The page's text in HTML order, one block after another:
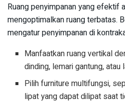
Ruang penyimpanan yang efektif
mengoptimalkan ruang terbatas.
mengatur penyimpanan di
Manfaatkan ruang vertikal
dinding, lemari gantung,
Pilih furniture multifungsi,
lipat yang dapat dilipat saat